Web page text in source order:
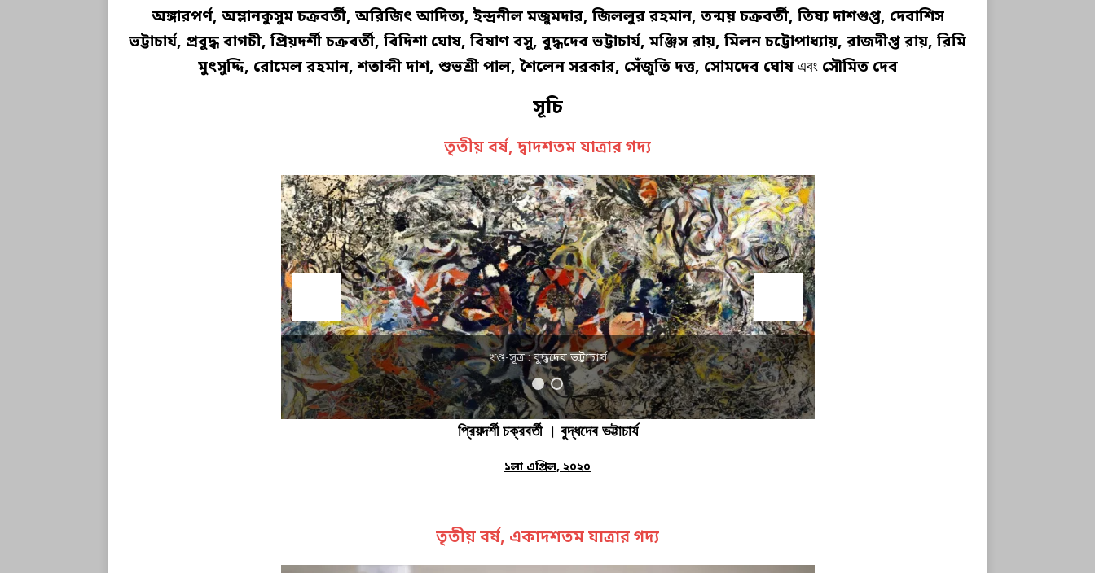
অঙ্গারপর্ণ, অম্লানকুসুম চক্রবর্তী, অরিজিৎ আদিত্য, ইন্দ্রনীল মজুমদার, জিললুর রহমান, তন্ময় চক্রবর্তী, তিষ্য দাশগুপ্ত, দেবাশিস
ভট্টাচার্য, প্রবুদ্ধ বাগচী, প্রিয়দর্শী চক্রবর্তী, বিদিশা ঘোষ, বিষাণ বসু, বুদ্ধদেব ভট্টাচার্য, মঞ্জিস রায়, মিলন চট্টোপাধ্যায়, রাজদীপ্ত রায়, রিমি
মুৎসুদ্দি, রোমেল রহমান, শতাব্দী দাশ, শুভশ্রী পাল, শৈলেন সরকার, সেঁজুতি দত্ত, সোমদেব ঘোষ এবংসৌমিত দেব
সূচি
তৃতীয় বর্ষ, দ্বাদশতম যাত্রার গদ্য
খণ্ড-সূত্র : বুদ্ধদেব ভট্টাচার্য
প্রিয়দর্শী চক্রবর্তী । বুদ্ধদেব ভট্টাচার্য
১লা এপ্রিল, ২০২০
তৃতীয় বর্ষ, একাদশতম যাত্রার গদ্য